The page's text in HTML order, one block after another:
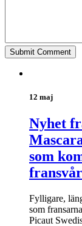
12 maj
Nyhet
som
Fylligare,
som
Picaut